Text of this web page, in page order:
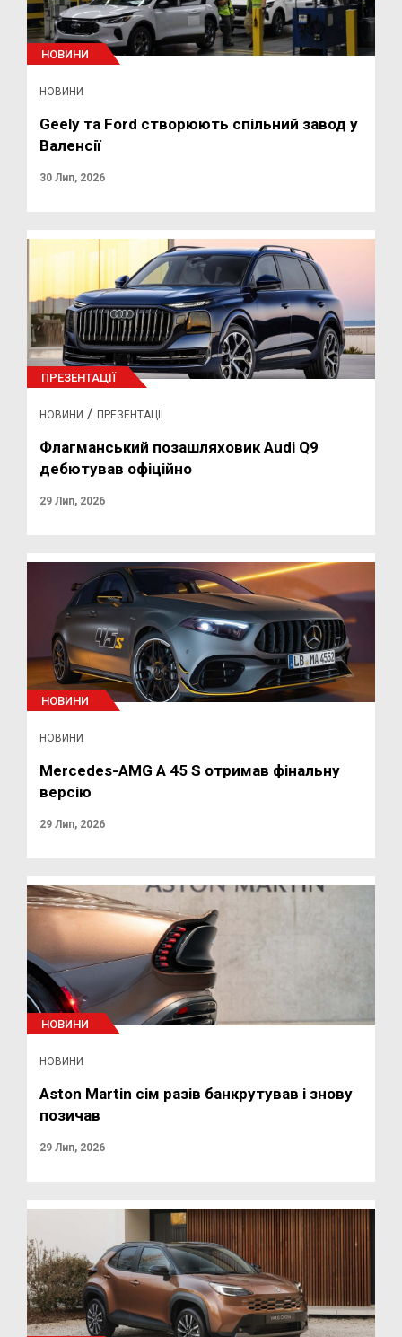
НОВИНИ
НОВИНИ
Geely та Ford створюють спільний завод у
Валенсії
30 Лип, 2026
ПРЕЗЕНТАЦІЇ
НОВИНИ / ПРЕЗЕНТАЦІЇ
Флагманський позашляховик Audi Q9
дебютував офіційно
29 Лип, 2026
НОВИНИ
НОВИНИ
Mercedes-AMG A 45 S отримав фінальну
версію
29 Лип, 2026
НОВИНИ
НОВИНИ
Aston Martin сім разів банкрутував і знову
позичав
29 Лип, 2026